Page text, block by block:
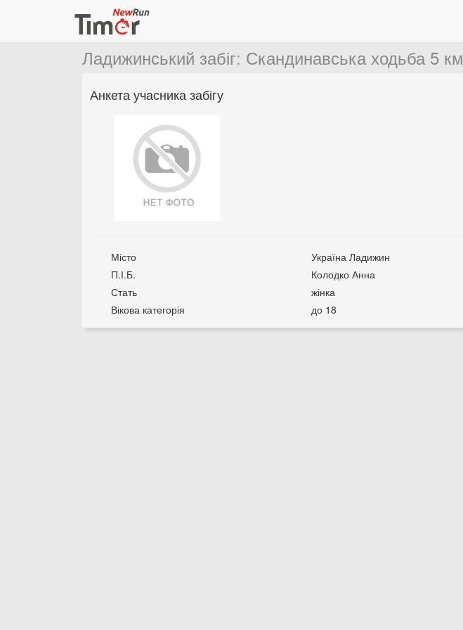
Ладижинський забіг: Скандинавська ходьба 5 км
Анкета учасника забігу
Місто
Україна Ладижин
П.І.Б.
Колодко Анна
Стать
жінка
Вікова категорія
до 18